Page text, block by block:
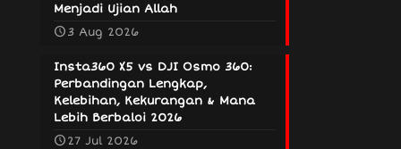
Menjadi Ujian Allah
3 Aug 2026
Insta360 X5 vs DJI Osmo 360:
Perbandingan Lengkap,
Kelebihan, Kekurangan & Mana
Lebih Berbaloi 2026
27 Jul 2026